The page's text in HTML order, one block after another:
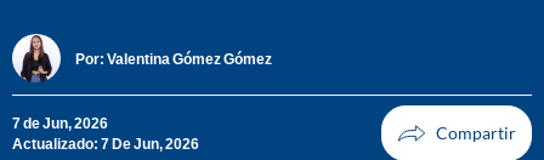
Por: Valentina Gómez Gómez
7 de Jun, 2026
Actualizado: 7 De Jun, 2026